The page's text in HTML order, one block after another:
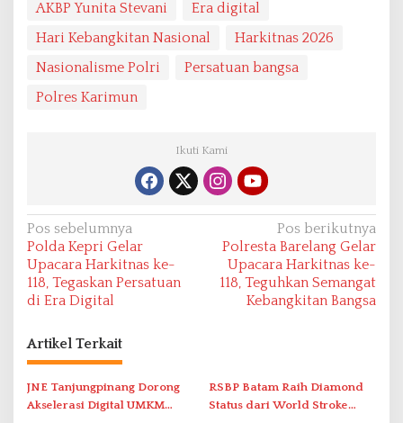
AKBP Yunita Stevani
Era digital
Hari Kebangkitan Nasional
Harkitnas 2026
Nasionalisme Polri
Persatuan bangsa
Polres Karimun
Ikuti Kami
N
a
v
i
g
a
s
i
Pos sebelumnya
Polda Kepri Gelar
Upacara Harkitnas ke-
118, Tegaskan Persatuan
di Era Digital
Pos berikutnya
Polresta Barelang Gelar
Upacara Harkitnas ke-
118, Teguhkan Semangat
Kebangkitan Bangsa
Artikel Terkait
JNE Tanjungpinang Dorong
Akselerasi Digital UMKM
RSBP Batam Raih Diamond
Status dari World Stroke